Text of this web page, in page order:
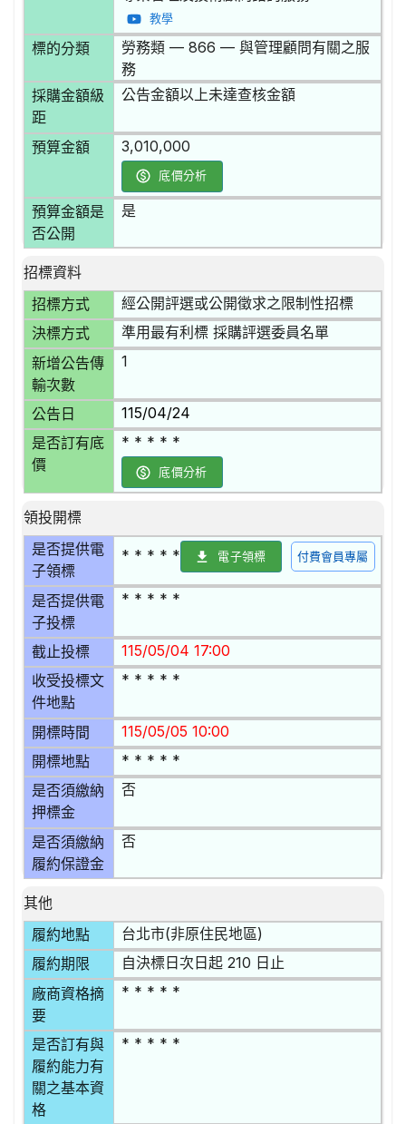
教學
標的分類
勞務類 — 866 — 與管理顧問有關之服
務
採購金額級
距
公告金額以上未達查核金額
預算金額 3,010,000
底價分析
預算金額是
否公開
是
招標資料
招標方式
經公開評選或公開徵求之限制性招標
決標方式 準用最有利標 採購評選委員名單
新增公告傳
輸次數
1
公告日 115/04/24
是否訂有底
價
* * * * *
底價分析
領投開標
是否提供電
子領標
* * * * * 電子領標 付費會員專屬
是否提供電
子投標
* * * * *
截止投標 115/05/04 17:00
收受投標文
件地點
* * * * *
開標時間 115/05/05 10:00
開標地點 * * * * *
是否須繳納
押標金
否
是否須繳納
履約保證金
否
其他
履約地點
台北市(非原住民地區)
履約期限 自決標日次日起 210 日止
廠商資格摘
要
* * * * *
是否訂有與
履約能力有
關之基本資
格
* * * * *